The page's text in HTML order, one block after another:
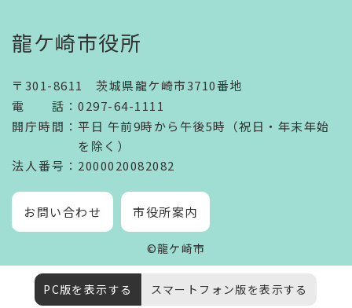
龍ケ崎市役所
〒301-8611 茨城県龍ケ崎市3710番地
電話 ： 0297-64-1111
開庁時間 ： 平日 午前9時から午後5時（祝日・年末年始
を除く）
法人番号 ：2000020082082
お問い合わせ 市役所案内
©龍ケ崎市
PC版を表示する スマートフォン版を表示する